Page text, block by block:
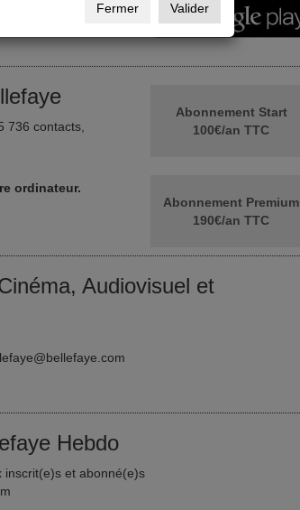
Abonnement Start
100€/an TTC
Abonnement Premium
190€/an TTC
736 contacts,
ordinateur.
Audiovisuel et
Hebdo
inscrit(e)s et abonné(e)s
Fermer Valider